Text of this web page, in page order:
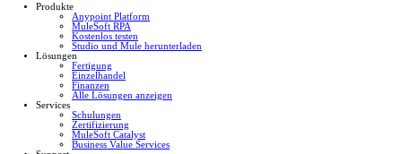
Produkte
Anypoint Platform
MuleSoft RPA
Kostenlos testen
Studio und Mule herunterladen
Lösungen
Fertigung
Einzelhandel
Finanzen
Alle Lösungen anzeigen
Services
Schulungen
Zertifizierung
MuleSoft Catalyst
Business Value Services